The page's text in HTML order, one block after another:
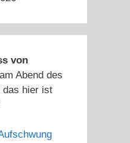
von
Abend des
das hier ist